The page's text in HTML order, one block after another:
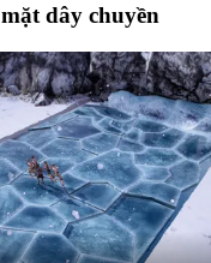
mặt dây chuyền